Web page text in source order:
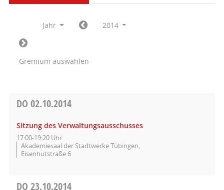
Jahr 2014
Gremium auswählen
DO 02.10.2014
Sitzung des Verwaltungsausschusses
17:00-19:20 Uhr
Akademiesaal der Stadtwerke Tübingen,
Eisenhutstraße 6
DO 23.10.2014